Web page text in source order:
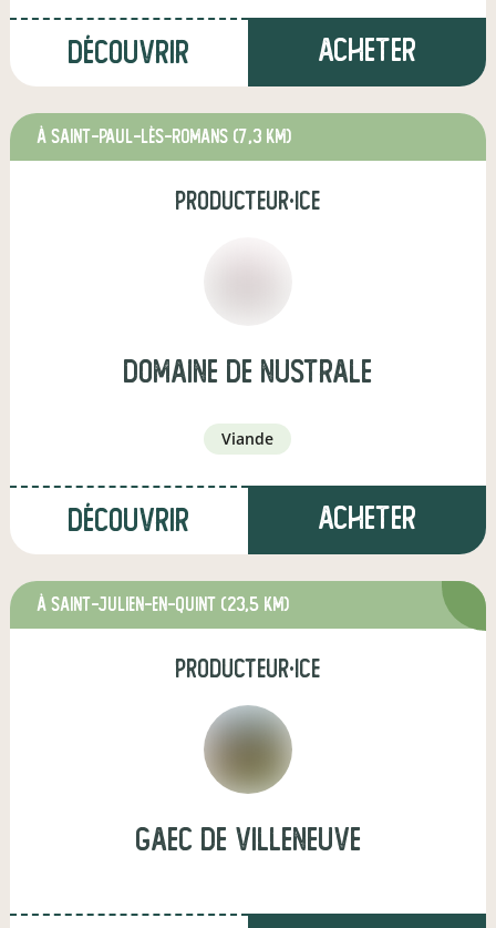
Découvrir Acheter
à Saint-Paul-lès-Romans (7,3 km)
producteur·ice
Domaine de Nustrale
viande
Découvrir Acheter
à Saint-Julien-en-Quint (23,5 km)
producteur·ice
GAEC de Villeneuve